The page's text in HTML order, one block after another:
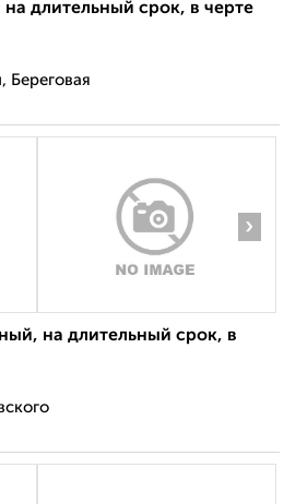
длительный срок, в черте
›
на длительный срок, в